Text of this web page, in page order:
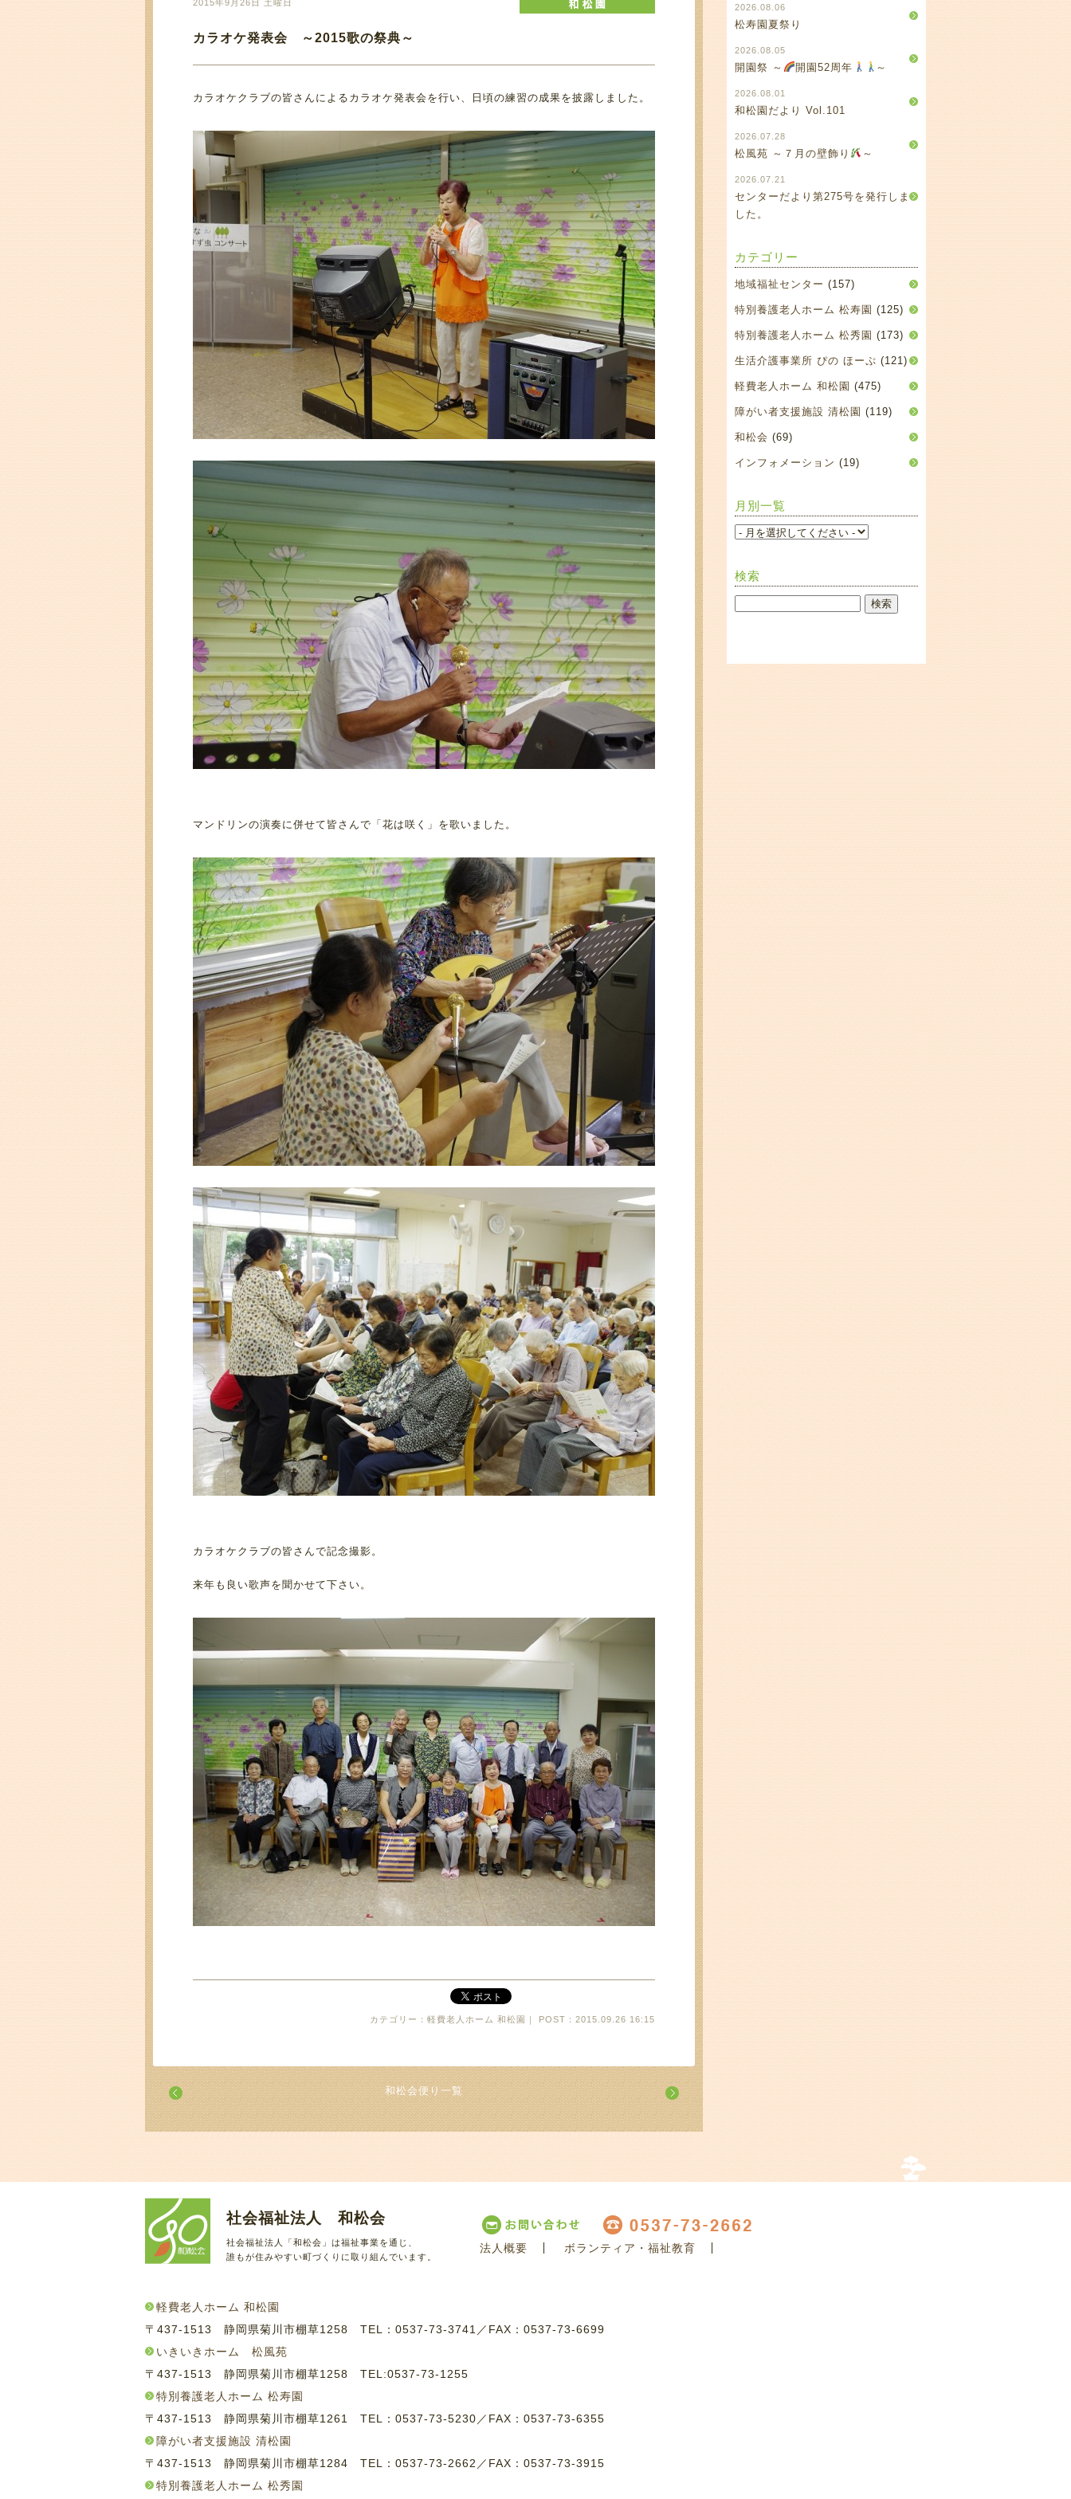
2015年9月26日 土曜日
カラオケ発表会 ～2015歌の祭典～
カラオケクラブの皆さんによるカラオケ発表会を行い、日頃の練習の成果を披露しました。
マンドリンの演奏に併せて皆さんで「花は咲く」を歌いました。
カラオケクラブの皆さんで記念撮影。
来年も良い歌声を聞かせて下さい。
カテゴリー：軽費老人ホーム 和松園｜ POST：2015.09.26 16:15
和松会便り一覧
2026.08.06
松寿園夏祭り
2026.08.05
開園祭 ～ 開園52周年 ～
2026.08.01
和松園だより Vol.101
2026.07.28
松風苑 ～７月の壁飾り ～
2026.07.21
センターだより第275号を発行しま
した。
カテゴリー
地域福祉センター (157)
特別養護老人ホーム 松寿園 (125)
特別養護老人ホーム 松秀園 (173)
生活介護事業所 ぴの ほーぷ (121)
軽費老人ホーム 和松園 (475)
障がい者支援施設 清松園 (119)
和松会 (69)
インフォメーション (19)
月別一覧
検索
社会福祉法人 和松会
社会福祉法人「和松会」は福祉事業を通じ、
誰もが住みやすい町づくりに取り組んでいます。
法人概要 ボランティア・福祉教育
軽費老人ホーム 和松園
〒437-1513 静岡県菊川市棚草1258 TEL：0537-73-3741 ／ FAX：0537-73-6699
いきいきホーム 松風苑
〒437-1513 静岡県菊川市棚草1258 TEL:0537-73-1255
特別養護老人ホーム 松寿園
〒437-1513 静岡県菊川市棚草1261 TEL：0537-73-5230 ／ FAX：0537-73-6355
障がい者支援施設 清松園
〒437-1513 静岡県菊川市棚草1284 TEL：0537-73-2662 ／ FAX：0537-73-3915
特別養護老人ホーム 松秀園